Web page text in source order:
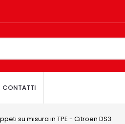
CONTATTI
su misura in TPE - Citroen DS3